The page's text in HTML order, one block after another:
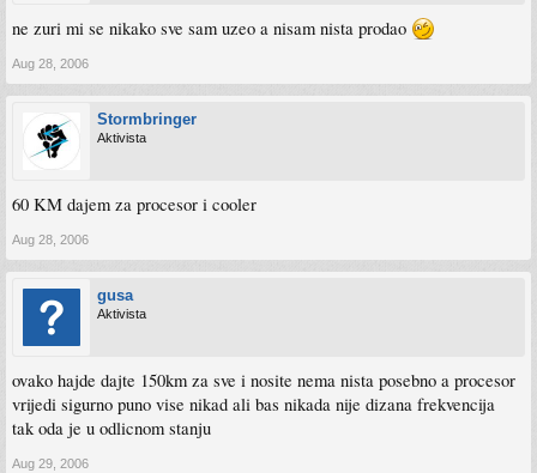
ne zuri mi se nikako sve sam uzeo a nisam nista prodao
Aug 28, 2006
Stormbringer
Aktivista
60 KM dajem za procesor i cooler
Aug 28, 2006
gusa
Aktivista
ovako hajde dajte 150km za sve i nosite nema nista posebno a procesor
vrijedi sigurno puno vise nikad ali bas nikada nije dizana frekvencija
tak oda je u odlicnom stanju
Aug 29, 2006